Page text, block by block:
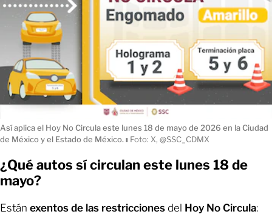
Así aplica el Hoy No Circula este lunes 18 de mayo de 2026 en la Ciudad
de México y el Estado de México. ı Foto: X, @SSC_CDMX
¿Qué autos sí circulan este lunes 18 de
mayo?
Están exentos de las restricciones del Hoy No Circula: